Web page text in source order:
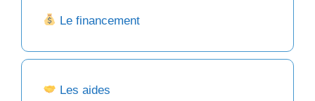
Le financement
Les aides